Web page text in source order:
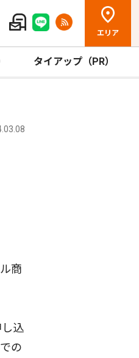
エリア
タイアップ（PR）
商
込
の